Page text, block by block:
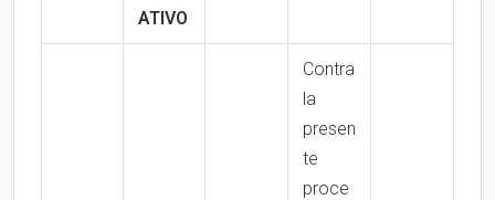
ATIVO
Contra
la
presen
te
proce